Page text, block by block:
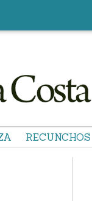
RECUNCHOS